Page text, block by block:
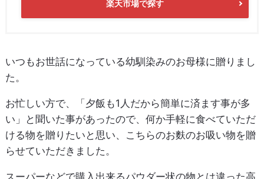
楽天市場で探す
いつもお世話になっている幼馴染みのお母様に贈りまし
た。
お忙しい方で、「夕飯も1人だから簡単に済ます事が多
い」と聞いた事があったので、何か手軽に食べていただ
ける物を贈りたいと思い、こちらのお麩のお吸い物を贈
らせていただきました。